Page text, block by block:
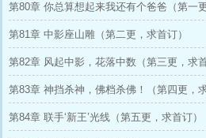
第80章 你总算想起来我还有个爸爸（第一
第81章 中影座山雕（第二更，求首订）
第82章 风起中影，花落中数（第三更，求首
第83章 神挡杀神，佛档杀佛！（第四更，求
第84章 联手‘新王’光线（第五更，求首订）